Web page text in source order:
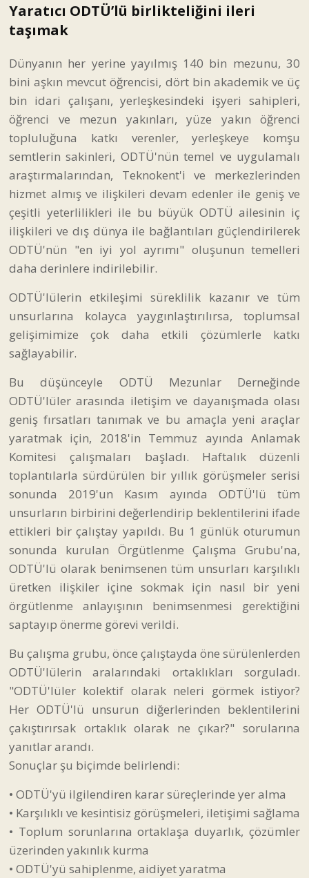
Yaratıcı ODTÜ’lü birlikteliğini ileri
taşımak
Dünyanın her yerine yayılmış 140 bin mezunu, 30
bini aşkın mevcut öğrencisi, dört bin akademik ve üç
bin idari çalışanı, yerleşkesindeki işyeri sahipleri,
öğrenci ve mezun yakınları, yüze yakın öğrenci
topluluğuna katkı verenler, yerleşkeye komşu
semtlerin sakinleri, ODTÜ'nün temel ve uygulamalı
araştırmalarından, Teknokent'i ve merkezlerinden
hizmet almış ve ilişkileri devam edenler ile geniş ve
çeşitli yeterlilikleri ile bu büyük ODTÜ ailesinin iç
ilişkileri ve dış dünya ile bağlantıları güçlendirilerek
ODTÜ'nün "en iyi yol ayrımı" oluşunun temelleri
daha derinlere indirilebilir.
ODTÜ'lülerin etkileşimi süreklilik kazanır ve tüm
unsurlarına kolayca yaygınlaştırılırsa, toplumsal
gelişimimize çok daha etkili çözümlerle katkı
sağlayabilir.
Bu düşünceyle ODTÜ Mezunlar Derneğinde
ODTÜ'lüler arasında iletişim ve dayanışmada olası
geniş fırsatları tanımak ve bu amaçla yeni araçlar
yaratmak için, 2018'in Temmuz ayında Anlamak
Komitesi çalışmaları başladı. Haftalık düzenli
toplantılarla sürdürülen bir yıllık görüşmeler serisi
sonunda 2019'un Kasım ayında ODTÜ'lü tüm
unsurların birbirini değerlendirip beklentilerini ifade
ettikleri bir çalıştay yapıldı. Bu 1 günlük oturumun
sonunda kurulan Örgütlenme Çalışma Grubu'na,
ODTÜ'lü olarak benimsenen tüm unsurları karşılıklı
üretken ilişkiler içine sokmak için nasıl bir yeni
örgütlenme anlayışının benimsenmesi gerektiğini
saptayıp önerme görevi verildi.
Bu çalışma grubu, önce çalıştayda öne sürülenlerden
ODTÜ'lülerin aralarındaki ortaklıkları sorguladı.
"ODTÜ'lüler kolektif olarak neleri görmek istiyor?
Her ODTÜ'lü unsurun diğerlerinden beklentilerini
çakıştırırsak ortaklık olarak ne çıkar?" sorularına
yanıtlar arandı.
Sonuçlar şu biçimde belirlendi:
• ODTÜ'yü ilgilendiren karar süreçlerinde yer alma
• Karşılıklı ve kesintisiz görüşmeleri, iletişimi sağlama
• Toplum sorunlarına ortaklaşa duyarlık, çözümler
üzerinden yakınlık kurma
• ODTÜ'yü sahiplenme, aidiyet yaratma